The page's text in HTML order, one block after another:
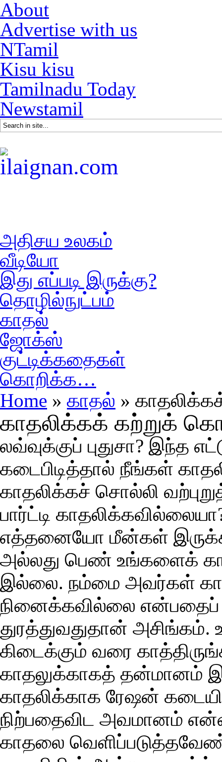
About
Advertise with us
NTamil
Kisu kisu
Tamilnadu Today
Newstamil
அதிசய உலகம்
வீடியோ
இது எப்படி இருக்கு?
தொழில்நுட்பம்
காதல்
ஜோக்ஸ்
குட்டிக்கதைகள்
கொறிக்க…
Home » காதல் »
காதலிக்கக் கற்றுக்
லவ்வுக்குப் புதுசா? இந்த
கடைபிடித்தால் நீங்கள்
காதலிக்கச் சொல்லி
பார்ட்டி
எத்தனையோ மீன்கள்
அல்லது பெண் உங்களைக்
இல்லை. நம்மை அவர்கள்
நினைக்கவில்லை என்பதைப்
துரத்துவதுதான்
கிடைக்கும் வரை
காதலுக்காகத் தன்மானம்
காதலிக்காக ரேஷன்
நிற்பதைவிட அவமானம்
காதலை